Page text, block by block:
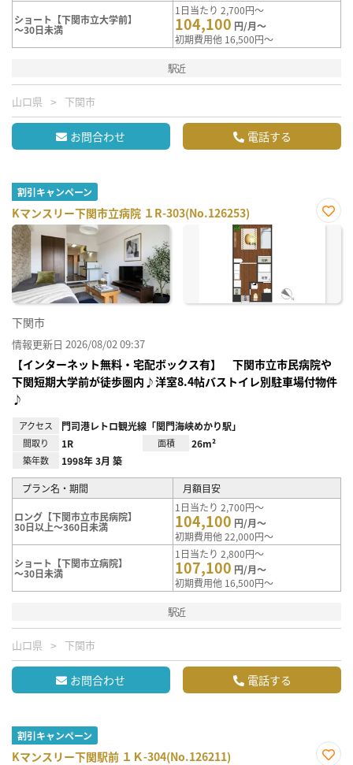
ショート【下関市立大学前】
～30日未満
1日当たり 2,700円～
104,100 円/月～
初期費用他 16,500円～
駅近
山口県 下関市
お問合わせ 電話する
割引キャンペーン
Kマンスリー下関市立病院 １R-303(No.126253)
お気
下関市
情報更新日 2026/08/02 09:37
【インターネット無料・宅配ボックス有】 下関市立市民病院や
下関短期大学前が徒歩圏内♪洋室8.4帖バストイレ別駐車場付物件
♪
アクセス 門司港レトロ観光線「関門海峡めかり駅」
間取り 1R 面積 26m²
築年数 1998年 3月 築
プラン名・期間 月額目安
ロング【下関市立市民病院】
30日以上～360日未満
1日当たり 2,700円～
104,100 円/月～
初期費用他 22,000円～
ショート【下関市立病院】
～30日未満
1日当たり 2,800円～
107,100 円/月～
初期費用他 16,500円～
駅近
山口県 下関市
お問合わせ 電話する
割引キャンペーン
Kマンスリー下関駅前 １Ｋ-304(No.126211)